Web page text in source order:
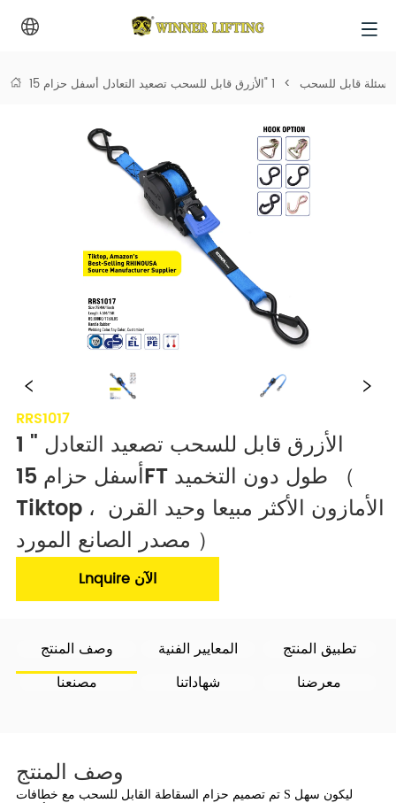
اسئلة قابل للسحب >
RRS1017
1 "الأزرق قابل للسحب تصعيد التعادل
أسفل حزام 15FT طول دون التخميد （
Tiktop ، الأمازون الأكثر مبيعا وحيد القرن
مصدر الصانع المورد ）
Lnquire الآن
وصف المنتج المعايير الفنية
تطبيق المنتج
مصنعنا
شهاداتنا معرضنا
وصف المنتج
تم تصميم حزام السقاطة القابل للسحب مع خطافات S ليكون سهل